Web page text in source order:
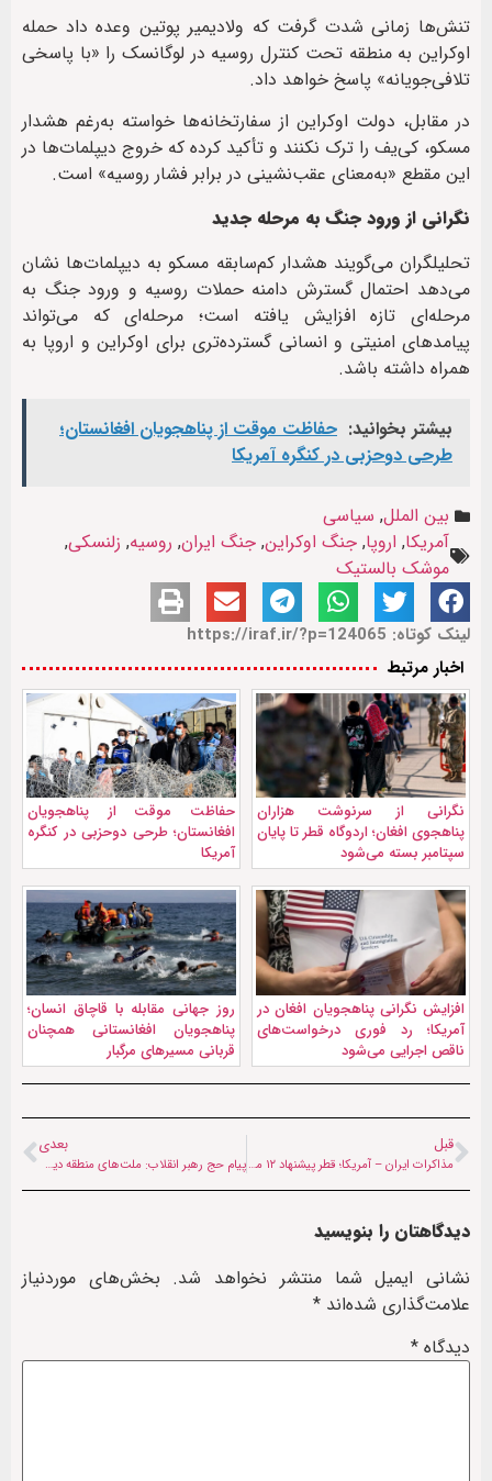
تنش‌ها زمانی شدت گرفت که ولادیمیر پوتین وعده داد حمله
اوکراین به منطقه تحت کنترل روسیه در لوگانسک را «با پاسخی
تلافی‌جویانه» پاسخ خواهد داد.
در مقابل، دولت اوکراین از سفارتخانه‌ها خواسته به‌رغم هشدار
مسکو، کی‌یف را ترک نکنند و تأکید کرده که خروج دیپلمات‌ها در
این مقطع «به‌معنای عقب‌نشینی در برابر فشار روسیه» است.
نگرانی از ورود جنگ به مرحله جدید
تحلیلگران می‌گویند هشدار کم‌سابقه مسکو به دیپلمات‌ها نشان
می‌دهد احتمال گسترش دامنه حملات روسیه و ورود جنگ به
مرحله‌ای تازه افزایش یافته است؛ مرحله‌ای که می‌تواند
پیامدهای امنیتی و انسانی گسترده‌تری برای اوکراین و اروپا به
همراه داشته باشد.
بیشتر بخوانید: حفاظت موقت از پناهجویان افغانستان؛
طرحی دوحزبی در کنگره آمریکا
بین الملل, سیاسی
آمریکا, اروپا, جنگ اوکراین, جنگ ایران, روسیه, زلنسکی,
موشک بالستیک
لینک کوتاه: https://iraf.ir/?p=124065
اخبار مرتبط
نگرانی از سرنوشت هزاران
پناهجوی افغان؛ اردوگاه قطر تا پایان
سپتامبر بسته می‌شود
حفاظت موقت از پناهجویان
افغانستان؛ طرحی دوحزبی در کنگره
آمریکا
افزایش نگرانی پناهجویان افغان در
آمریکا؛ رد فوری درخواست‌های
ناقص اجرایی می‌شود
روز جهانی مقابله با قاچاق انسان؛
پناهجویان افغانستانی همچنان
قربانی مسیرهای مرگبار
قبل
مذاکرات ایران – آمریکا؛ قطر‌ پیشنهاد ۱۲ میلیارد دلاری به ایران را تکذیب کرد
بعدی
پیام حج رهبر انقلاب: ملت‌های منطقه دیگر سپر پایگاه‌های آمریکا نخواهند بود
دیدگاهتان را بنویسید
نشانی ایمیل شما منتشر نخواهد شد. بخش‌های موردنیاز
علامت‌گذاری شده‌اند *
دیدگاه *